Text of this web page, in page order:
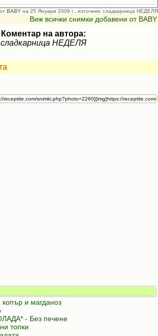
BABY на 25 Януари 2009 г., източник: сладкарница НЕДЕЛЯ
Виж всички снимки добавени от BABY
Коментар на автора:
сладкарница НЕДЕЛЯ
копър и магданоз
- Без печене
топки